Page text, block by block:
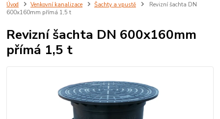
Úvod Venkovní kanalizace Šachty a vpustě
Revizní šachta DN
600x160mm přímá 1,5 t
Revizní šachta DN 600x160mm
přímá 1,5 t